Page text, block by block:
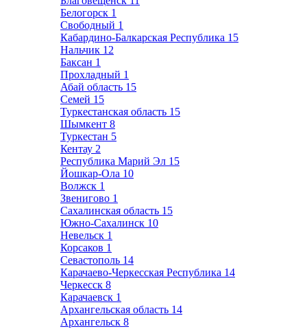
Белогорск 1
Свободный 1
Кабардино-Балкарская Республика 15
Нальчик 12
Баксан 1
Прохладный 1
Абай область 15
Семей 15
Туркестанская область 15
Шымкент 8
Туркестан 5
Кентау 2
Республика Марий Эл 15
Йошкар-Ола 10
Волжск 1
Звенигово 1
Сахалинская область 15
Южно-Сахалинск 10
Невельск 1
Корсаков 1
Севастополь 14
Карачаево-Черкесская Республика 14
Черкесск 8
Карачаевск 1
Архангельская область 14
Архангельск 8